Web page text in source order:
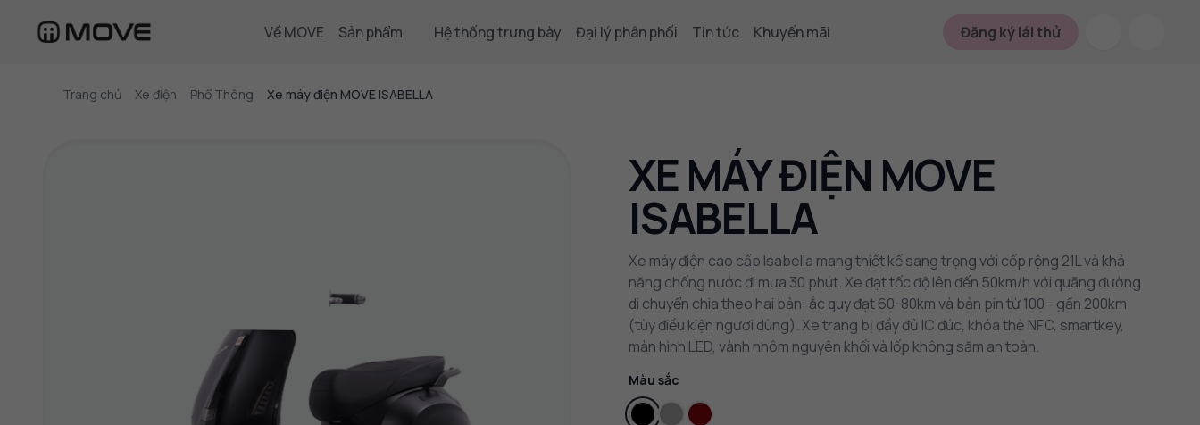
Về MOVE Sản phẩm Hệ thống trưng bày Đại lý phân phối Tin tức Khuyến mãi Đăng ký lái thử
Trang chủ Xe điện Phổ Thông Xe máy điện MOVE ISABELLA
XE MÁY ĐIỆN MOVE
ISABELLA
Xe máy điện cao cấp Isabella mang thiết kế sang trọng với cốp rộng 21L và khả
năng chống nước đi mưa 30 phút. Xe đạt tốc độ lên đến 50km/h với quãng đường
di chuyển chia theo hai bản: ắc quy đạt 60-80km và bản pin từ 100 - gần 200km
(tùy điều kiện người dùng). Xe trang bị đầy đủ IC đúc, khóa thẻ NFC, smartkey,
màn hình LED, vành nhôm nguyên khối và lốp không săm an toàn.
Màu sắc